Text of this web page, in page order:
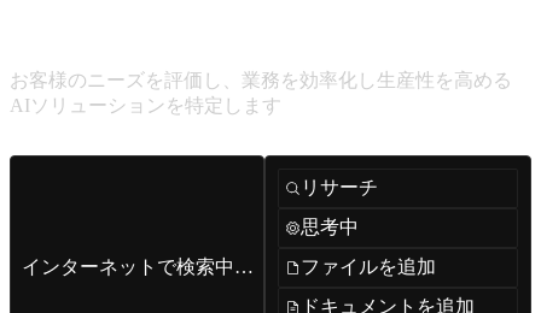
お客様のニーズを評価し、業務を効率化し生産性を高める
AIソリューションを特定します
インターネットで検索中…
リサーチ
思考中
ファイルを追加
ドキュメントを追加